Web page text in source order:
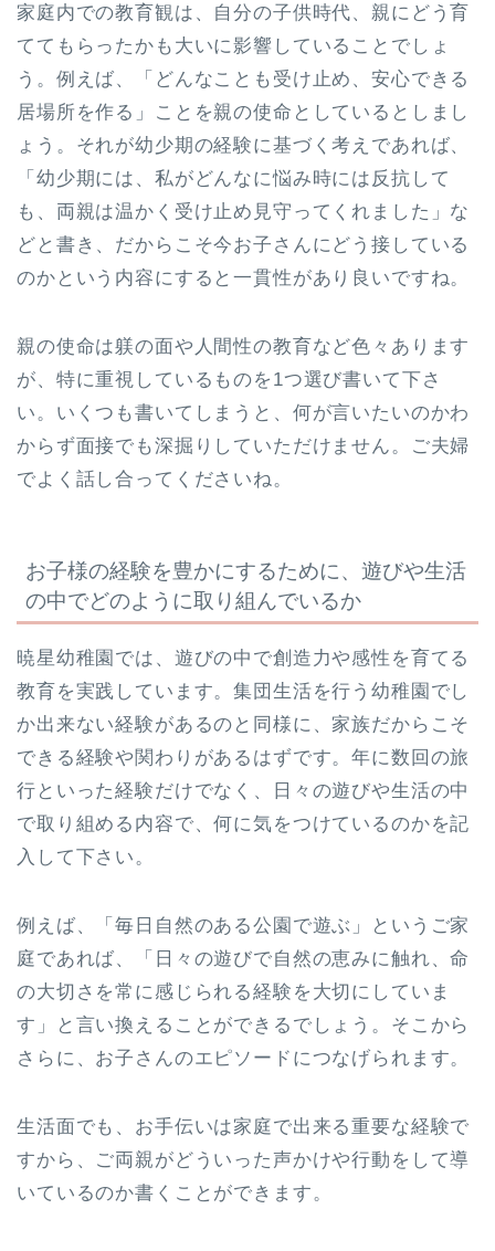
家庭内での教育観は、自分の子供時代、親にどう育
ててもらったかも大いに影響していることでしょ
う。例えば、「どんなことも受け止め、安心できる
居場所を作る」ことを親の使命としているとしまし
ょう。それが幼少期の経験に基づく考えであれば、
「幼少期には、私がどんなに悩み時には反抗して
も、両親は温かく受け止め見守ってくれました」な
どと書き、だからこそ今お子さんにどう接している
のかという内容にすると一貫性があり良いですね。
親の使命は躾の面や人間性の教育など色々あります
が、特に重視しているものを1つ選び書いて下さ
い。いくつも書いてしまうと、何が言いたいのかわ
からず面接でも深掘りしていただけません。ご夫婦
でよく話し合ってくださいね。
お子様の経験を豊かにするために、遊びや生活
の中でどのように取り組んでいるか
暁星幼稚園では、遊びの中で創造力や感性を育てる
教育を実践しています。集団生活を行う幼稚園でし
か出来ない経験があるのと同様に、家族だからこそ
できる経験や関わりがあるはずです。年に数回の旅
行といった経験だけでなく、日々の遊びや生活の中
で取り組める内容で、何に気をつけているのかを記
入して下さい。
例えば、「毎日自然のある公園で遊ぶ」というご家
庭であれば、「日々の遊びで自然の恵みに触れ、命
の大切さを常に感じられる経験を大切にしていま
す」と言い換えることができるでしょう。そこから
さらに、お子さんのエピソードにつなげられます。
生活面でも、お手伝いは家庭で出来る重要な経験で
すから、ご両親がどういった声かけや行動をして導
いているのか書くことができます。